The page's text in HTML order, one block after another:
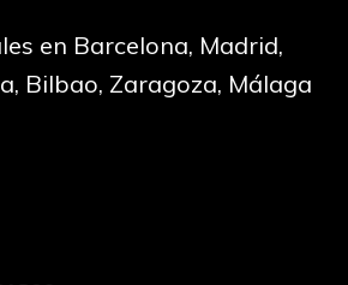
en Barcelona, Madrid,
Bilbao, Zaragoza, Málaga